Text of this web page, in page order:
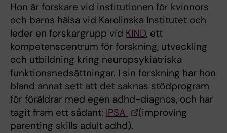
Hon är forskare vid institutionen för kvinnors
och barns hälsa vid Karolinska Institutet och
leder en forskargrupp vid KIND, ett
kompetenscentrum för forskning, utveckling
och utbildning kring neuropsykiatriska
funktionsnedsättningar. I sin forskning har hon
bland annat sett att det saknas stödprogram
för föräldrar med egen adhd-diagnos, och har
tagit fram ett sådant: IPSA
(improving
parenting skills adult adhd).